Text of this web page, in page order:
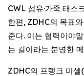
CWL 섬유·가죽 태스
한편, ZDHC의 목표
준다. 이는 협력이야
는 길이라는 분명한
ZDHC의 프랭크 미